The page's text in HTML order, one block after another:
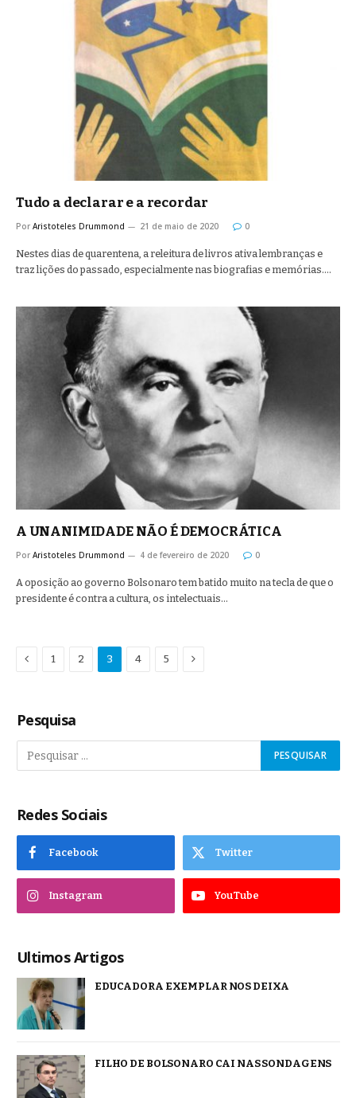
Tudo a declarar e a recordar
Por Aristoteles Drummond 21 de maio de 2020 0
Nestes dias de quarentena, a releitura de livros ativa lembranças e
traz lições do passado, especialmente nas biografias e memórias.…
A UNANIMIDADE NÃO É DEMOCRÁTICA
Por Aristoteles Drummond 4 de fevereiro de 2020 0
A oposição ao governo Bolsonaro tem batido muito na tecla de que o
presidente é contra a cultura, os intelectuais…
Anterior
1 2 3 4 5 Proximo
Pesquisa
Redes Sociais
Facebook Twitter
Instagram YouTube
Ultimos Artigos
EDUCADORA EXEMPLAR NOS DEIXA
FILHO DE BOLSONARO CAI NAS SONDAGENS